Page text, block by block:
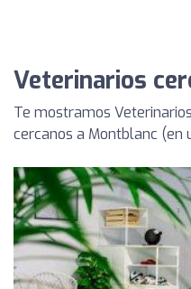
Veterinarios
Te mostramos
cercanos a Montblanc (en